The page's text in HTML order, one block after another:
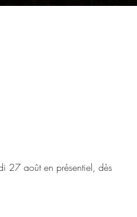
27 août en présentiel, dès